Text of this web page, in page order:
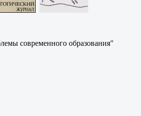
современного образования"